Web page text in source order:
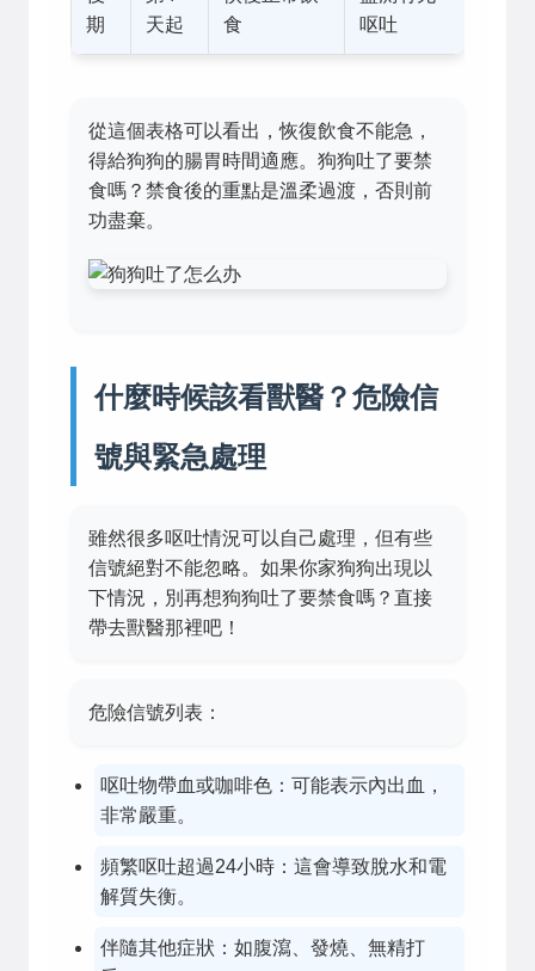
期
天起
食
呕吐
從這個表格可以看出，恢復飲食不能急，
得給狗狗的腸胃時間適應。狗狗吐了要禁
食嗎？禁食後的重點是溫柔過渡，否則前
功盡棄。
什麼時候該看獸醫？危險信
號與緊急處理
雖然很多呕吐情況可以自己處理，但有些
信號絕對不能忽略。如果你家狗狗出現以
下情況，別再想狗狗吐了要禁食嗎？直接
帶去獸醫那裡吧！
危險信號列表：
呕吐物帶血或咖啡色：可能表示內出血，
非常嚴重。
頻繁呕吐超過24小時：這會導致脫水和電
解質失衡。
伴隨其他症狀：如腹瀉、發燒、無精打